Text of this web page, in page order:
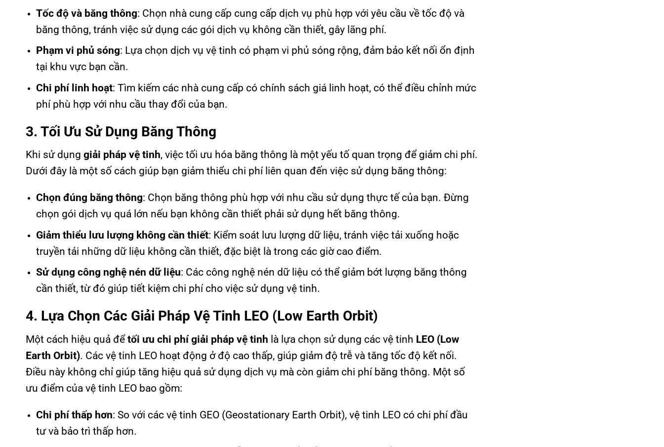
Tốc độ và băng thông: Chọn nhà cung cấp cung cấp dịch vụ phù hợp với yêu cầu về tốc độ và
băng thông, tránh việc sử dụng các gói dịch vụ không cần thiết, gây lãng phí.
Phạm vi phủ sóng: Lựa chọn dịch vụ vệ tinh có phạm vi phủ sóng rộng, đảm bảo kết nối ổn định
tại khu vực bạn cần.
Chi phí linh hoạt: Tìm kiếm các nhà cung cấp có chính sách giá linh hoạt, có thể điều chỉnh mức
phí phù hợp với nhu cầu thay đổi của bạn.
3. Tối Ưu Sử Dụng Băng Thông
Khi sử dụng giải pháp vệ tinh, việc tối ưu hóa băng thông là một yếu tố quan trọng để giảm chi phí.
Dưới đây là một số cách giúp bạn giảm thiểu chi phí liên quan đến việc sử dụng băng thông:
Chọn đúng băng thông: Chọn băng thông phù hợp với nhu cầu sử dụng thực tế của bạn. Đừng
chọn gói dịch vụ quá lớn nếu bạn không cần thiết phải sử dụng hết băng thông.
Giảm thiểu lưu lượng không cần thiết: Kiểm soát lưu lượng dữ liệu, tránh việc tải xuống hoặc
truyền tải những dữ liệu không cần thiết, đặc biệt là trong các giờ cao điểm.
Sử dụng công nghệ nén dữ liệu: Các công nghệ nén dữ liệu có thể giảm bớt lượng băng thông
cần thiết, từ đó giúp tiết kiệm chi phí cho việc sử dụng vệ tinh.
4. Lựa Chọn Các Giải Pháp Vệ Tinh LEO (Low Earth Orbit)
Một cách hiệu quả đểtối ưu chi phí giải pháp vệ tinh là lựa chọn sử dụng các vệ tinh LEO (Low
Earth Orbit). Các vệ tinh LEO hoạt động ở độ cao thấp, giúp giảm độ trễ và tăng tốc độ kết nối.
Điều này không chỉ giúp tăng hiệu quả sử dụng dịch vụ mà còn giảm chi phí băng thông. Một số
ưu điểm của vệ tinh LEO bao gồm:
Chi phí thấp hơn: So với các vệ tinh GEO (Geostationary Earth Orbit), vệ tinh LEO có chi phí đầu
tư và bảo trì thấp hơn.